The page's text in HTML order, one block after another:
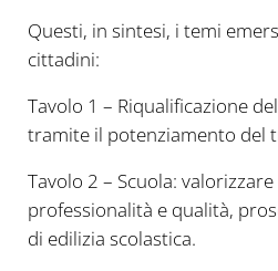
Questi, in sintesi, i temi
cittadini:
Tavolo 1 – Riqualificazione
tramite il potenziamento del
Tavolo 2 – Scuola:
professionalità e qualità,
di edilizia scolastica.